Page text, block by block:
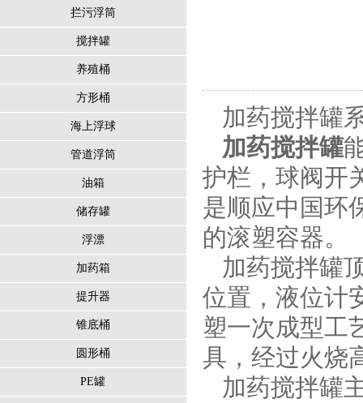
拦污浮筒
搅拌罐
养殖桶
方形桶
海上浮球
管道浮筒
油箱
储存罐
浮漂
加药箱
提升器
锥底桶
圆形桶
PE罐
加药搅拌罐
加药搅拌罐
护栏，球阀开
是顺应中国环
的滚塑容器。
加药搅拌罐
位置，液位计
塑一次成型工
具，经过火烧
加药搅拌罐